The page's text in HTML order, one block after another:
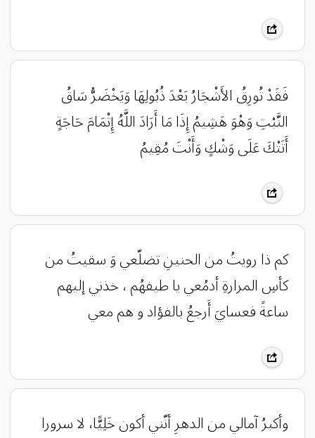
فَقَدْ تُورِقُ الأَشْجَارُ بَعْدَ ذُبُولِهَا وَيَخْضَرُّ سَاقُ
النَّبْتِ وَهْوَ هَشِيمُ إِذَا مَا أَرَادَ اللَّهُ إِتْمَامَ حَاجَةٍ
أَتَتْكَ عَلَى وَشْكٍ وَأَنْتَ مُقِيمُ
‏كم ذا رويتُ من الحنينِ تضلّعي وَ سقيتُ من
كأسِ المرارةِ أدمُعي يا طيفهُم ، خذني إليهم
ساعةً فعسايَ أَرجعُ بالفؤاد و هم معي
وأكبرُ آمالي من الدهرِ أنّني أكون خَلِيًّا، لا سرورا